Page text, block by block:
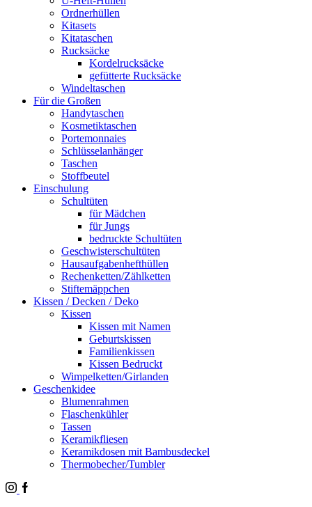
Ordnerhüllen
Kitasets
Kitataschen
Rucksäcke
Kordelrucksäcke
gefütterte Rucksäcke
Windeltaschen
Für die Großen
Handytaschen
Kosmetiktaschen
Portemonnaies
Schlüsselanhänger
Taschen
Stoffbeutel
Einschulung
Schultüten
für Mädchen
für Jungs
bedruckte Schultüten
Geschwisterschultüten
Hausaufgabenhefthüllen
Rechenketten/Zählketten
Stiftemäppchen
Kissen / Decken / Deko
Kissen
Kissen mit Namen
Geburtskissen
Familienkissen
Kissen Bedruckt
Wimpelketten/Girlanden
Geschenkidee
Blumenrahmen
Flaschenkühler
Tassen
Keramikfliesen
Keramikdosen mit Bambusdeckel
Thermobecher/Tumbler
Instagram
Facebook